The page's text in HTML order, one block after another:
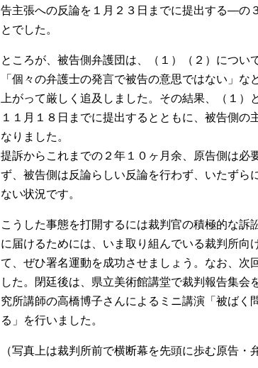
告主張への反論を１月２３日までに提出する―の
とでした。
ところが、被告側弁護団は、（１）（２）につい
「個々の弁護士の発言で被告の意思ではない」
上がって厳しく追及しました。その結果、（１
１１月１８日までに提出するとともに、被告側の
なりました。
提訴からこれまでの２年１０ヶ月余、原告側は必
ず、被告側は反論らしい反論を行わず、いたずら
ない状況です。
こうした事態を打開するには裁判官の積極的な
に届けるためには、いま取り組んでいる裁判所向
て、ぜひ署名運動を成功させましょう。なお、次
した。閉廷後は、県立美術館講堂で裁判報告集
究所講師の高橋博子さんによるミニ講演「被ば
る」を行いました。
（写真上は裁判所前で横断幕を先頭に歩む原告・